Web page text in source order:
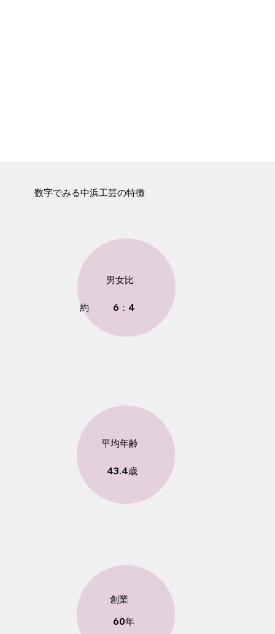
数字でみる中浜工芸の特徴
60年
​平均年齢
男女比
6：4
約
43.4歳
創業